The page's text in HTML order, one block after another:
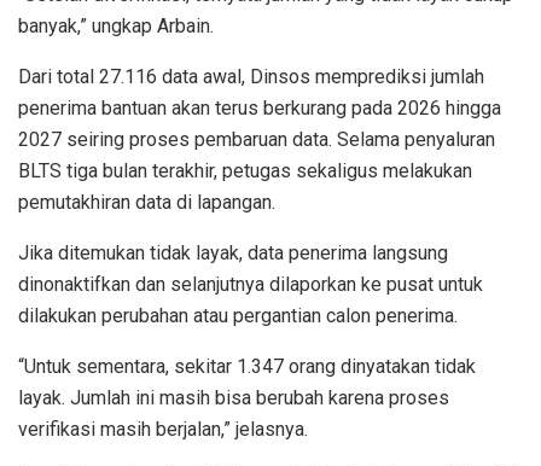
banyak,” ungkap Arbain.
Dari total 27.116 data awal, Dinsos memprediksi jumlah
penerima bantuan akan terus berkurang pada 2026 hingga
2027 seiring proses pembaruan data. Selama penyaluran
BLTS tiga bulan terakhir, petugas sekaligus melakukan
pemutakhiran data di lapangan.
Jika ditemukan tidak layak, data penerima langsung
dinonaktifkan dan selanjutnya dilaporkan ke pusat untuk
dilakukan perubahan atau pergantian calon penerima.
“Untuk sementara, sekitar 1.347 orang dinyatakan tidak
layak. Jumlah ini masih bisa berubah karena proses
verifikasi masih berjalan,” jelasnya.